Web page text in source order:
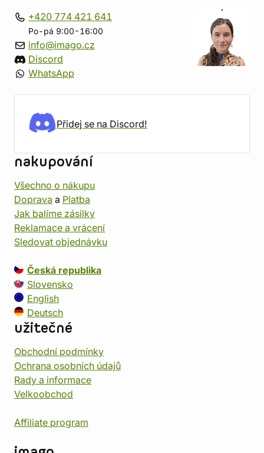
+420 774 421 641
Po-pá 9:00-16:00
info@imago.cz
Discord
WhatsApp
Přidej se na Discord!
nakupování
Všechno o nákupu
Doprava a Platba
Jak balíme zásilky
Reklamace a vrácení
Sledovat objednávku
Česká republika
Slovensko
English
Deutsch
užitečné
Obchodní podmínky
Ochrana osobních údajů
Rady a informace
Velkoobchod
Affiliate program